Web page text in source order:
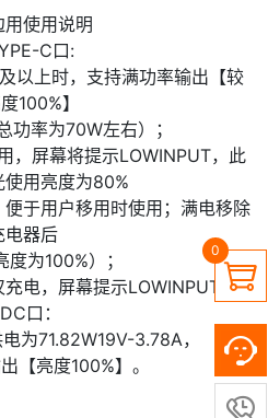

0

用使用说明
C口:
以上时，支持满功率输出【较
100%】
功率为70W左右）；
，屏幕将提示LOWINPUT，此
使用亮度为80%
便于用户移用时使用；满电移除
电器后
为100%）；
电，屏幕提示LOWINPUT。
口：
为71.82W19V-3.78A，
【亮度100%】。